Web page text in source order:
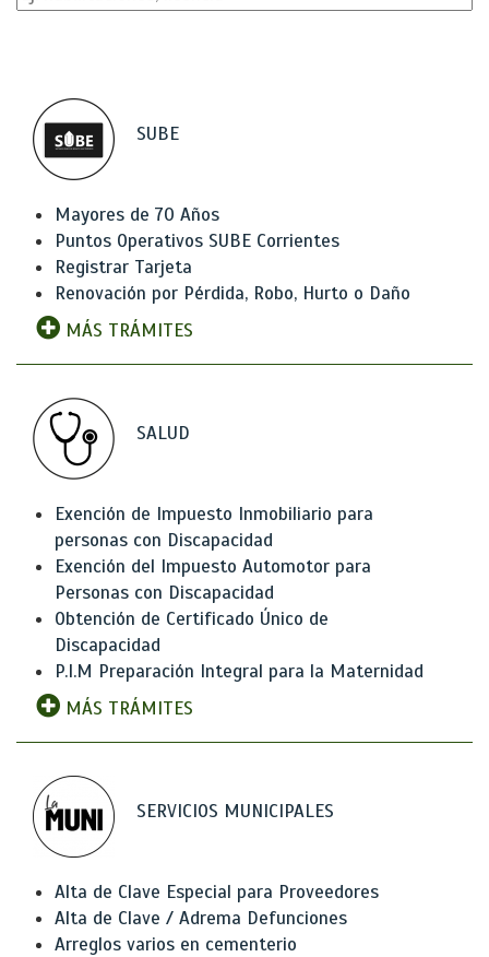
SUBE
Mayores de 70 Años
Puntos Operativos SUBE Corrientes
Registrar Tarjeta
Renovación por Pérdida, Robo, Hurto o Daño
MÁS TRÁMITES
SALUD
Exención de Impuesto Inmobiliario para
personas con Discapacidad
Exención del Impuesto Automotor para
Personas con Discapacidad
Obtención de Certificado Único de
Discapacidad
P.I.M Preparación Integral para la Maternidad
MÁS TRÁMITES
SERVICIOS MUNICIPALES
Alta de Clave Especial para Proveedores
Alta de Clave / Adrema Defunciones
Arreglos varios en cementerio